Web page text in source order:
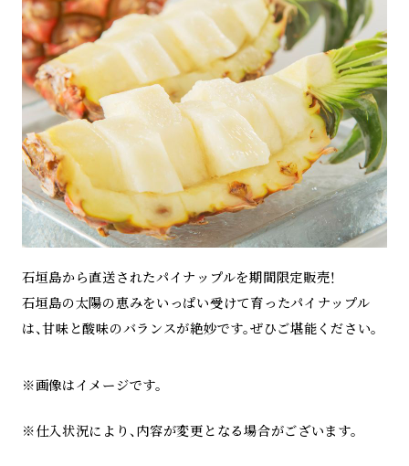
石垣島から直送されたパイナップルを期間限定販売！
石垣島の太陽の恵みをいっぱい受けて育ったパイナップル
は、甘味と酸味のバランスが絶妙です。ぜひご堪能ください。
※画像はイメージです。
※仕入状況により、内容が変更となる場合がございます。